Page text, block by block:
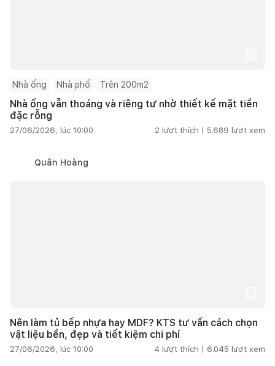
Nhà ống Nhà phố Trên 200m2
Nhà ống vẫn thoáng và riêng tư nhờ thiết kế mặt tiền
đặc rỗng
27/06/2026, lúc 10:00 2 lượt thích | 5.689 lượt xem
Quân Hoàng
Nên làm tủ bếp nhựa hay MDF? KTS tư vấn cách chọn
vật liệu bền, đẹp và tiết kiệm chi phí
27/06/2026, lúc 10:00 4 lượt thích | 6.045 lượt xem